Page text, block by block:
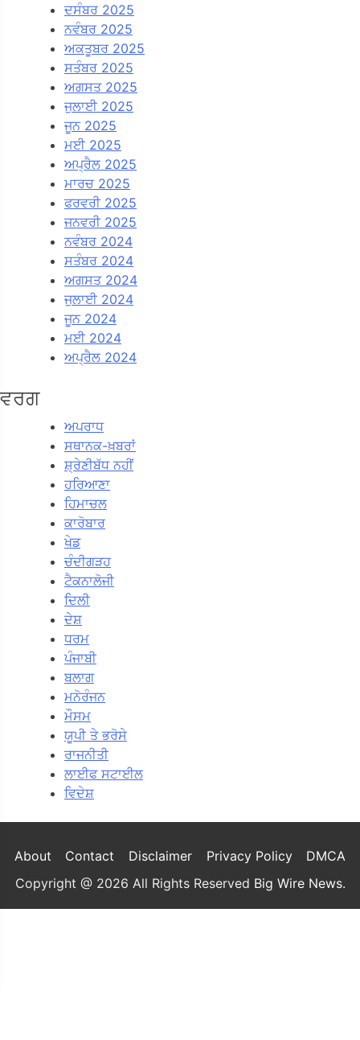
ਦਸੰਬਰ 2025
ਨਵੰਬਰ 2025
ਅਕਤੂਬਰ 2025
ਸਤੰਬਰ 2025
ਅਗਸਤ 2025
ਜੁਲਾਈ 2025
ਜੂਨ 2025
ਮਈ 2025
ਅਪ੍ਰੈਲ 2025
ਮਾਰਚ 2025
ਫਰਵਰੀ 2025
ਜਨਵਰੀ 2025
ਨਵੰਬਰ 2024
ਸਤੰਬਰ 2024
ਅਗਸਤ 2024
ਜੁਲਾਈ 2024
ਜੂਨ 2024
ਮਈ 2024
ਅਪ੍ਰੈਲ 2024
ਵਰਗ
ਅਪਰਾਧ
ਸਥਾਨਕ-ਖ਼ਬਰਾਂ
ਸ਼੍ਰੇਣੀਬੱਧ ਨਹੀਂ
ਹਰਿਆਣਾ
ਹਿਮਾਚਲ
ਕਾਰੋਬਾਰ
ਖੇਡ
ਚੰਦੀਗੜਹ
ਟੈਕਨਾਲੋਜੀ
ਦਿਲੀ
ਦੇਸ਼
ਧਰਮ
ਪੰਜਾਬੀ
ਬਲਾਗ
ਮਨੋਰੰਜਨ
ਮੌਸਮ
ਯੂਪੀ ਤੇ ਭਰੋਸੇ
ਰਾਜਨੀਤੀ
ਲਾਈਫ ਸਟਾਈਲ
ਵਿਦੇਸ਼
About Contact Disclaimer Privacy Policy
DMCA
Copyright @ 2026 All Rights Reserved Big Wire News.